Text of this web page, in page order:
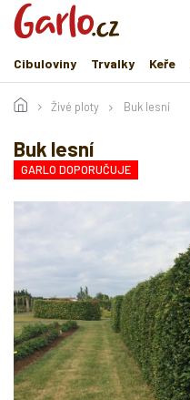
Přejít
obsah
Cibuloviny Trvalky Keře
Živé ploty Buk lesní
Buk lesní
GARLO DOPORUČUJE